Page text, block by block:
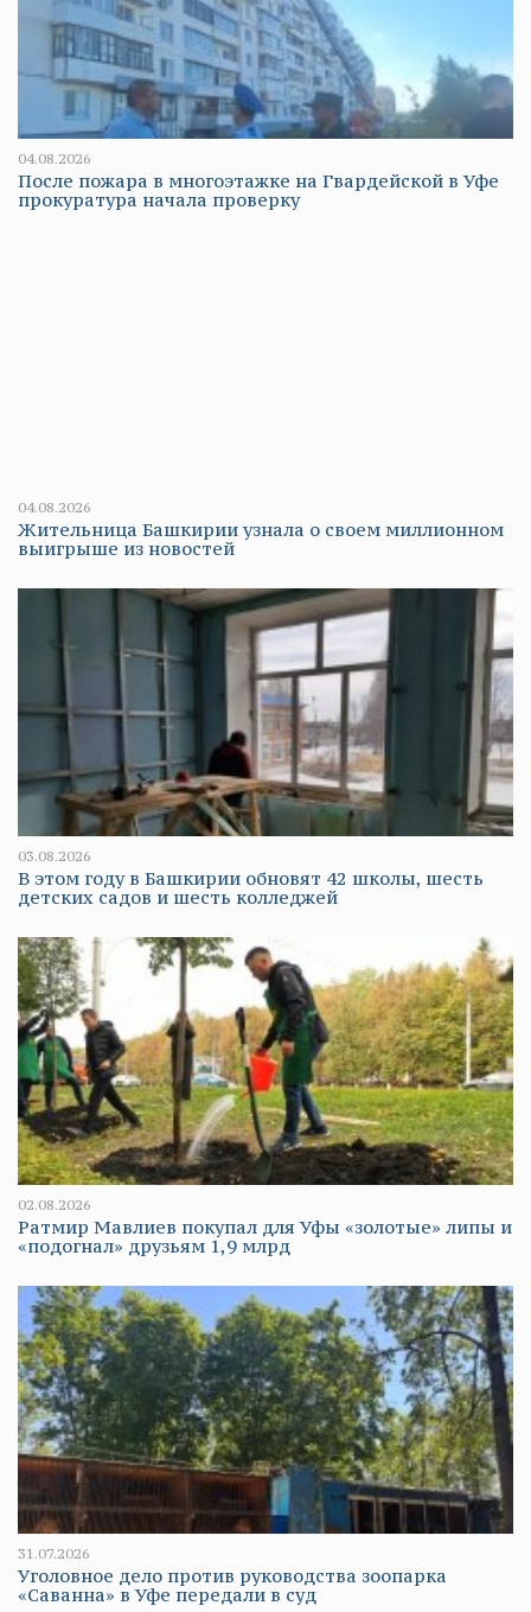
04.08.2026
После пожара в многоэтажке на Гвардейской в Уфе
прокуратура начала проверку
04.08.2026
Жительница Башкирии узнала о своем миллионном
выигрыше из новостей
03.08.2026
В этом году в Башкирии обновят 42 школы, шесть
детских садов и шесть колледжей
02.08.2026
Ратмир Мавлиев покупал для Уфы «золотые» липы и
«подогнал» друзьям 1,9 млрд
31.07.2026
Уголовное дело против руководства зоопарка
«Саванна» в Уфе передали в суд